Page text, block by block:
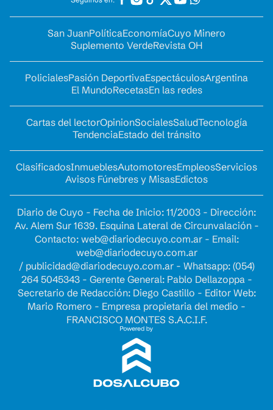
San JuanPolíticaEconomíaCuyo Minero
Suplemento VerdeRevista OH
PolicialesPasión DeportivaEspectáculosArgentina
El MundoRecetasEn las redes
Cartas del lectorOpinionSocialesSaludTecnología
TendenciaEstado del tránsito
ClasificadosInmueblesAutomotoresEmpleosServicios
Avisos Fúnebres y MisasEdictos
Diario de Cuyo - Fecha de Inicio: 11/2003 - Dirección:
Av. Alem Sur 1639. Esquina Lateral de Circunvalación -
Contacto: web@diariodecuyo.com.ar- Email:
web@diariodecuyo.com.ar
/ publicidad@diariodecuyo.com.ar- Whatsapp: (054)
264 5045343 - Gerente General: Pablo Dellazoppa -
Secretario de Redacción: Diego Castillo - Editor Web:
Mario Romero - Empresa propietaria del medio -
FRANCISCO MONTES S.A.C.I.F.